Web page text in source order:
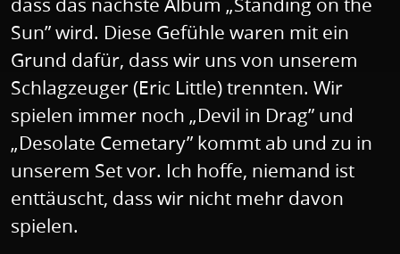
Sun” wird. Diese Gefühle waren mit ein
Grund dafür, dass wir uns von unserem
Schlagzeuger (Eric Little) trennten. Wir
spielen immer noch „Devil in Drag” und
„Desolate Cemetary” kommt ab und zu in
unserem Set vor. Ich hoffe, niemand ist
enttäuscht, dass wir nicht mehr davon
spielen.